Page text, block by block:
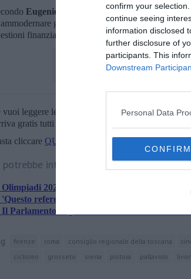
confirm your
continue seeing
information disclosed
further disclosure of
participants. This
Downstream
Personal Data
CONFIRM
Eugenio Toscana poi non ci
gli impianti esistenti, insieme alla
finanziariei]]]".
vuoi leggere le notizie principali della Toscana
gratis tutti i giorni alle 20:00 direttamente nella
cliccare QUI
potrebbe interessare anche:
Olimpiadi 2024, la Toscana verso la
'Questo referendum si vince e si vince bene'
Il Parlamento degli studenti lancia Firenze 2024
firenze roma consiglio regionale della toscana
ciclismo
grosseto siena pistoia pallavolo